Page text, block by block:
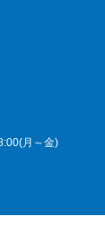
月～金)